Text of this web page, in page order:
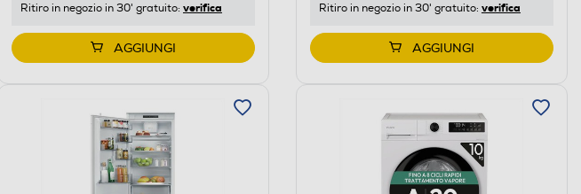
Ritiro in negozio in 30' gratuito: verifica
AGGIUNGI
Ritiro in negozio in 30' gratuito: verifica
AGGIUNGI